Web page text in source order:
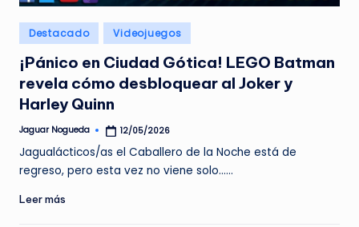
d
aPublicado
en
Destacado Videojuegos
¡Pánico en Ciudad Gótica! LEGO Batman
revela cómo desbloquear al Joker y
Harley Quinn
Publicado
Jaguar Nogueda 12/05/2026
Jagualácticos/as el Caballero de la Noche está de
regreso, pero esta vez no viene solo...…
Leer más